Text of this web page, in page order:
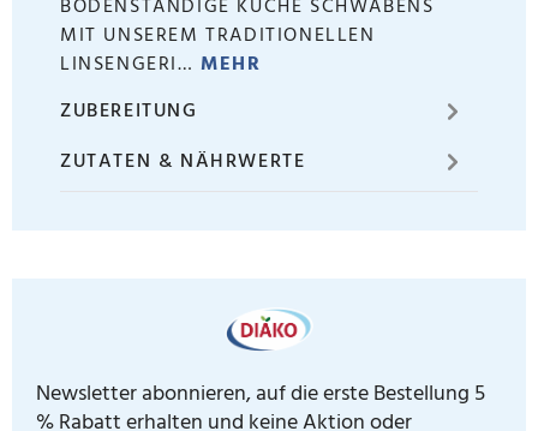
BODENSTÄNDIGE KÜCHE SCHWABENS
MIT UNSEREM TRADITIONELLEN
LINSENGERI…MEHR
ZUBEREITUNG
ZUTATEN & NÄHRWERTE
Newsletter abonnieren, auf die erste Bestellung 5
% Rabatt erhalten und keine Aktion oder